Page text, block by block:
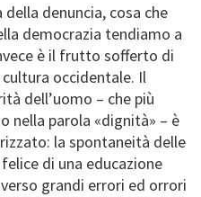
denuncia, cosa che
democrazia tendiamo a
è il frutto sofferto di
occidentale. Il
dell’uomo – che più
nella parola «dignità» – è
la spontaneità delle
di una educazione
grandi errori ed orrori